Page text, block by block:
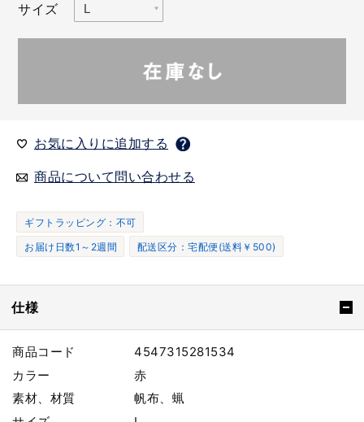
サイズ
お気に入りに追加する
商品について問い合わせる
ギフトラッピング：不可
お届け日数1～2週間
配送区分：宅配便(送料￥500)
仕様
商品コード
4547315281534
カラー
赤
素材、材質
帆布、蝋